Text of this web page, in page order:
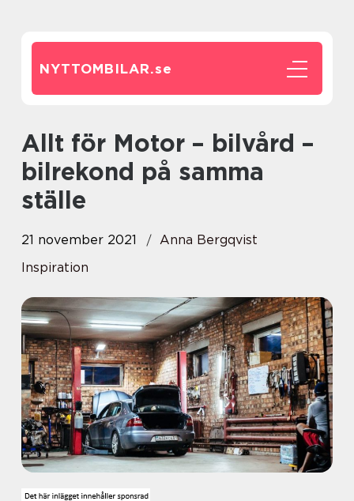
NYTTOMBILAR.se
Allt för Motor – bilvård –
bilrekond på samma
ställe
21 november 2021
Anna Bergqvist
Inspiration